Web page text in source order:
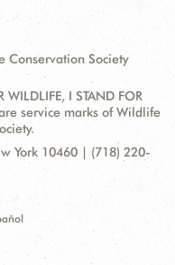
Conservation Society
I STAND FOR
are service marks of Wildlife
York 10460 | (718) 220-